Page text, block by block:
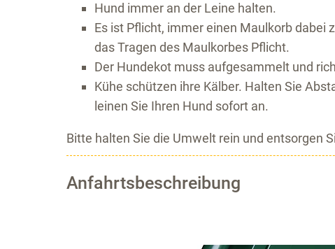
Hund immer an der Leine halten.
Es ist Pflicht, immer einen Maulkorb dabei
das Tragen des Maulkorbes Pflicht.
Der Hundekot muss aufgesammelt und
Kühe schützen ihre Kälber. Halten Sie
leinen Sie Ihren Hund sofort an.
Bitte halten Sie die Umwelt rein und entsorgen
Anfahrtsbeschreibung